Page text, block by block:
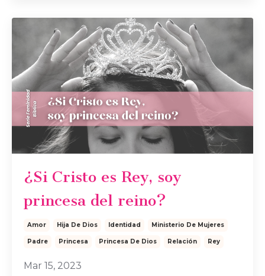
¿Si Cristo es Rey, soy
princesa del reino?
Amor Hija De Dios Identidad Ministerio De Mujeres
Padre Princesa Princesa De Dios Relación Rey
Mar 15, 2023